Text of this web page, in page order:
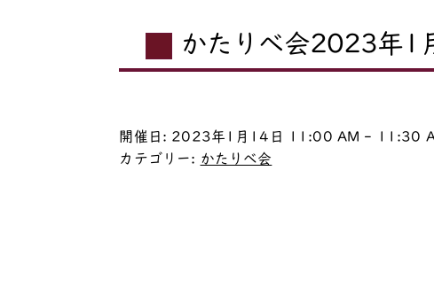
かたりべ会2023年1
開催日: 2023年1月14日 11:00 AM - 11:30
カテゴリー: かたりべ会